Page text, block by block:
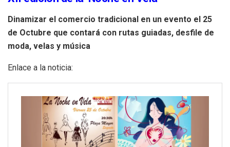
Dinamizar el comercio tradicional en un evento el 25
de Octubre que contará con rutas guiadas, desfile de
moda, velas y música
Enlace a la noticia: